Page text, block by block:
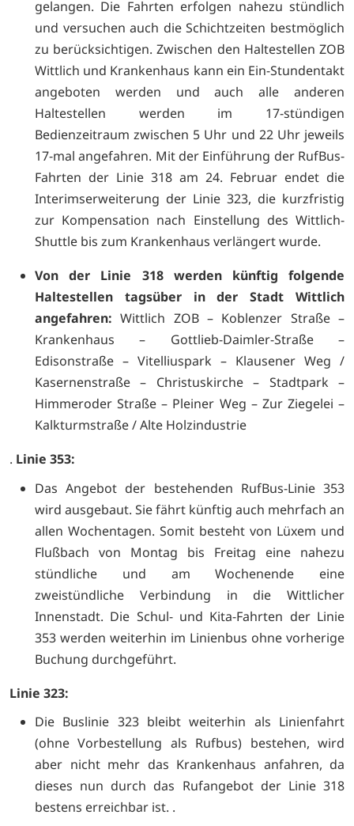
gelangen. Die Fahrten erfolgen nahezu stündlich
und versuchen auch die Schichtzeiten bestmöglich
zu berücksichtigen. Zwischen den Haltestellen ZOB
Wittlich und Krankenhaus kann ein Ein-Stundentakt
angeboten werden und auch alle anderen
Haltestellen werden im 17-stündigen
Bedienzeitraum zwischen 5 Uhr und 22 Uhr jeweils
17-mal angefahren. Mit der Einführung der RufBus-
Fahrten der Linie 318 am 24. Februar endet die
Interimserweiterung der Linie 323, die kurzfristig
zur Kompensation nach Einstellung des Wittlich-
Shuttle bis zum Krankenhaus verlängert wurde.
Von der Linie 318 werden künftig folgende
Haltestellen tagsüber in der Stadt Wittlich
angefahren:Wittlich ZOB – Koblenzer Straße –
Krankenhaus – Gottlieb-Daimler-Straße –
Edisonstraße – Vitelliuspark – Klausener Weg /
Kasernenstraße – Christuskirche – Stadtpark –
Himmeroder Straße – Pleiner Weg – Zur Ziegelei –
Kalkturmstraße / Alte Holzindustrie
. Linie 353:
Das Angebot der bestehenden RufBus-Linie 353
wird ausgebaut. Sie fährt künftig auch mehrfach an
allen Wochentagen. Somit besteht von Lüxem und
Flußbach von Montag bis Freitag eine nahezu
stündliche und am Wochenende eine
zweistündliche Verbindung in die Wittlicher
Innenstadt. Die Schul- und Kita-Fahrten der Linie
353 werden weiterhin im Linienbus ohne vorherige
Buchung durchgeführt.
Linie 323:
Die Buslinie 323 bleibt weiterhin als Linienfahrt
(ohne Vorbestellung als Rufbus) bestehen, wird
aber nicht mehr das Krankenhaus anfahren, da
dieses nun durch das Rufangebot der Linie 318
bestens erreichbar ist. .